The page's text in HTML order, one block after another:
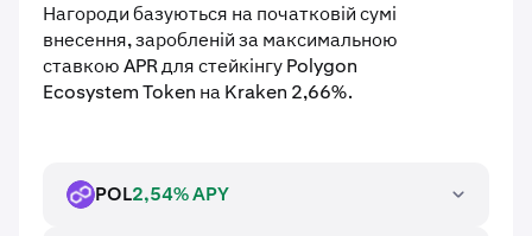
Нагороди базуються на початковій сумі
внесення, заробленій за максимальною
ставкою APR для стейкінгу Polygon
Ecosystem Token на Kraken 2,66%.
POL POL2,54% APY